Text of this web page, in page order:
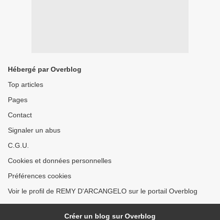
Hébergé par Overblog
Top articles
Pages
Contact
Signaler un abus
C.G.U.
Cookies et données personnelles
Préférences cookies
Voir le profil de REMY D'ARCANGELO sur le portail Overblog
Créer un blog sur Overblog